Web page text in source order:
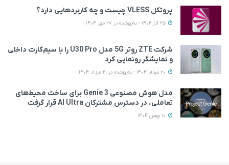
پروتکل VLESS چیست و چه کاربردهایی دارد؟
شرکت ZTE روتر 5G مدل U30 Pro را با سیم‌کارت داخلی
و نمایشگر رونمایی کرد
مدل هوش مصنوعی Genie 3 برای ساخت محیط‌های
تعاملی، در دسترس مشترکان AI Ultra قرار گرفت